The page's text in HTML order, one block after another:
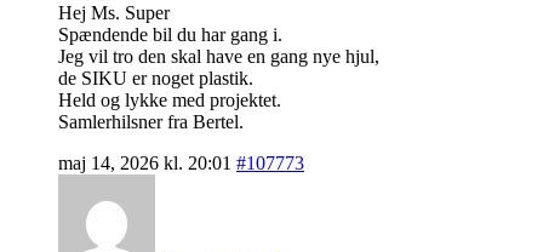
Hej Ms. Super
Spændende bil du har gang i.
Jeg vil tro den skal have en gang nye hjul,
de SIKU er noget plastik.
Held og lykke med projektet.
Samlerhilsner fra Bertel.
maj 14, 2026 kl. 20:01 #107773